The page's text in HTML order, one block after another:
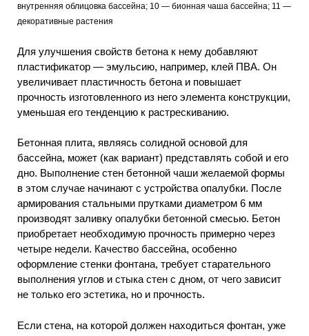
внутренняя облицовка бассейна; 10 — бионная чаша бассейна; 11 —
декоративные растения
Для улучшения свойств бетона к нему добавляют
пластификатор — эмульсию, например, клей ПВА. Он
увеличивает пластичность бетона и повышает
прочность изготовленного из него элемента конструкции,
уменьшая его тенденцию к растрескиванию.
Бетонная плита, являясь солидной основой для
бассейна, может (как вариант) представлять собой и его
дно. Выполнение стен бетонной чаши желаемой формы
в этом случае начинают с устройства опалубки. После
армирования стальными прутками диаметром 6 мм
производят заливку опалубки бетонной смесью. Бетон
приобретает необходимую прочность примерно через
четыре недели. Качество бассейна, особенно
оформление стенки фонтана, требует старательного
выполнения углов и стыка стен с дном, от чего зависит
не только его эстетика, но и прочность.
Если стена, на которой должен находиться фонтан, уже